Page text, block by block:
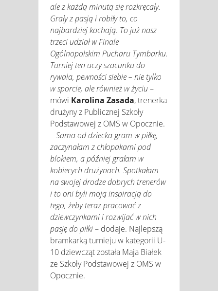
ale z każdą minutą się rozkręcały.
Grały z pasją i robiły to, co
najbardziej kochają. To już nasz
trzeci udział w Finale
Ogólnopolskim Pucharu Tymbarku.
Turniej ten uczy szacunku do
rywala, pewności siebie – nie tylko
w sporcie, ale również w życiu–
mówi Karolina Zasada, trenerka
drużyny z Publicznej Szkoły
Podstawowej z OMS w Opocznie.
–Sama od dziecka gram w piłkę,
zaczynałam z chłopakami pod
blokiem, a później grałam w
kobiecych drużynach. Spotkałam
na swojej drodze dobrych trenerów
i to oni byli moją inspiracją do
tego, żeby teraz pracować z
dziewczynkami i rozwijać w nich
pasję do piłki– dodaje. Najlepszą
bramkarką turnieju w kategorii U-
10 dziewcząt została Maja Białek
ze Szkoły Podstawowej z OMS w
Opocznie.